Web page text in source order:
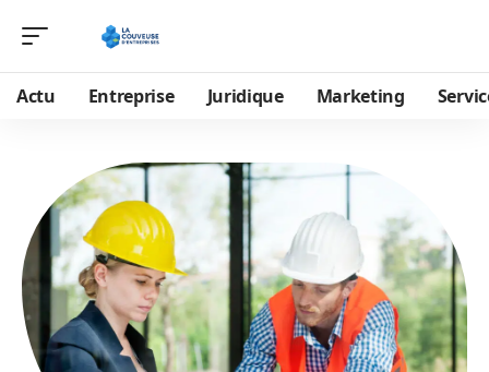
Actu Entreprise Juridique Marketing